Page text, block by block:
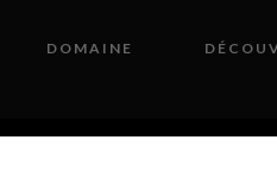
DOMAINE